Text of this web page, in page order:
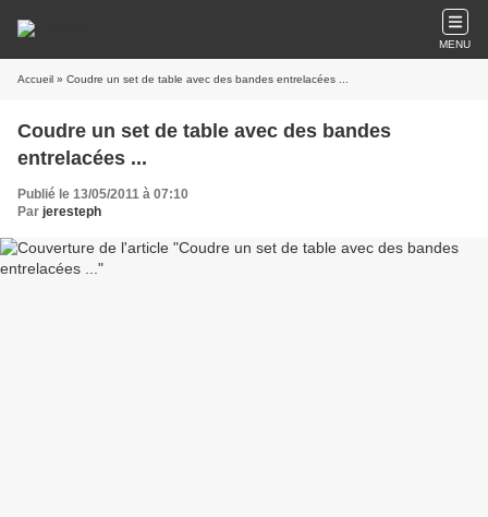
MENU
Accueil » Coudre un set de table avec des bandes entrelacées ...
Coudre un set de table avec des bandes
entrelacées ...
Publié le 13/05/2011 à 07:10
Par jeresteph